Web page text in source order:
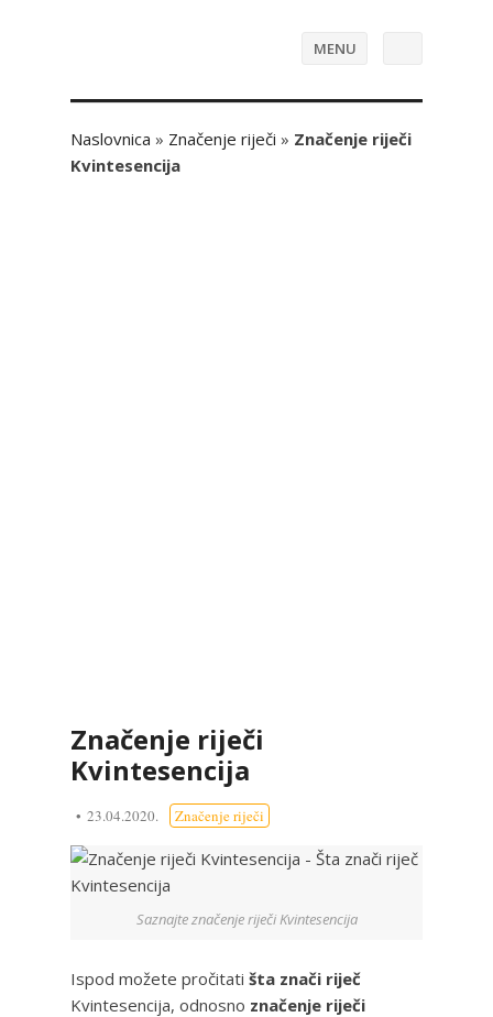
MENU
Naslovnica » Značenje riječi » Značenje riječi
Kvintesencija
Značenje riječi
Kvintesencija
23.04.2020. Značenje riječi
Saznajte značenje riječi Kvintesencija
Ispod možete pročitati šta znači riječ
Kvintesencija, odnosno značenje riječi